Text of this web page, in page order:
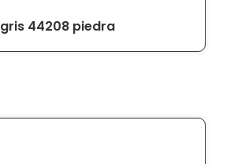
gris 44208 piedra